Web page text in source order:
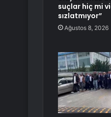
suçlar hiç mi
sızlatmıyor”
Ağustos 8, 2026